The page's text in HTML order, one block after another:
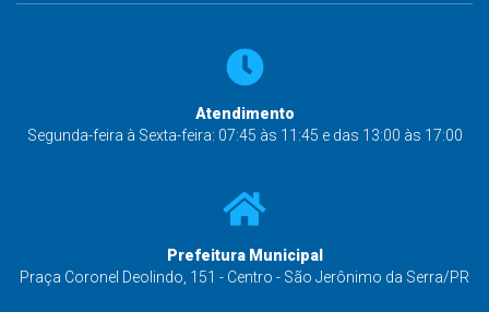
Atendimento
Segunda-feira à Sexta-feira: 07:45 às 11:45 e das 13:00 às 17:00
Prefeitura Municipal
Praça Coronel Deolindo, 151 - Centro - São Jerônimo da Serra/PR